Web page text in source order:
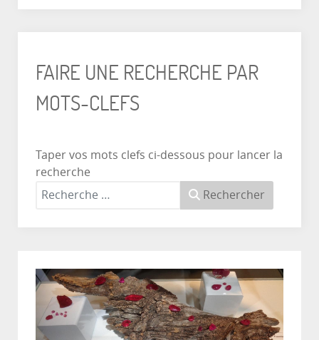
FAIRE UNE RECHERCHE PAR
MOTS-CLEFS
Taper vos mots clefs ci-dessous pour lancer la
recherche
Rechercher